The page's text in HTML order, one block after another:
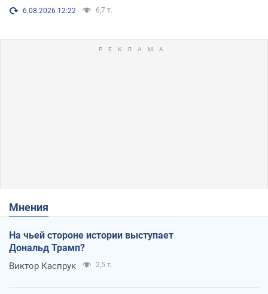
6.08.2026 12:22 6,7 т.
Мнения
На чьей стороне истории выступает
Дональд Трамп?
Виктор Каспрук 2,5 т.